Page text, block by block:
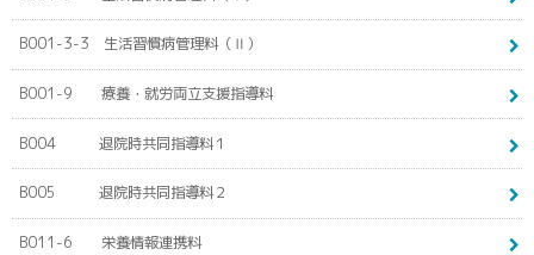
B001-3-3 生活習慣病管理料（Ⅱ）
B001-9 療養・就労両立支援指導料
B004 退院時共同指導料１
B005 退院時共同指導料２
B011-6 栄養情報連携料